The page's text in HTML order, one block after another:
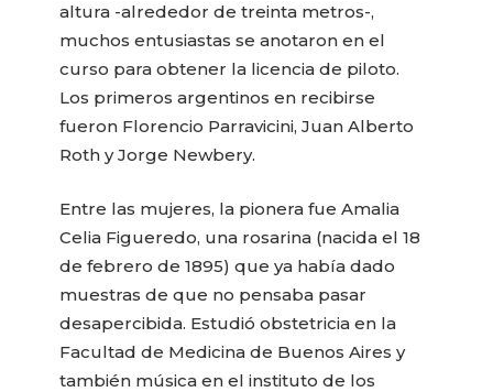
altura -alrededor de treinta metros-,
muchos entusiastas se anotaron en el
curso para obtener la licencia de piloto.
Los primeros argentinos en recibirse
fueron Florencio Parravicini, Juan Alberto
Roth y Jorge Newbery.
Entre las mujeres, la pionera fue Amalia
Celia Figueredo, una rosarina (nacida el 18
de febrero de 1895) que ya había dado
muestras de que no pensaba pasar
desapercibida. Estudió obstetricia en la
Facultad de Medicina de Buenos Aires y
también música en el instituto de los